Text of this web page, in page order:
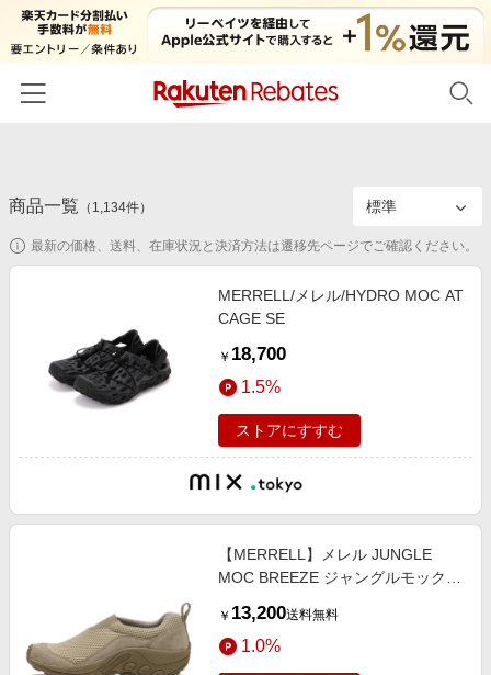
カテゴリー一覧
百貨店・総合ECモール
ファッション・インナー・小物
日用品・キッチン用品
コスメ・健康・医薬品
ペット・花・DIY・車
旅行・レジャー・ホテル予約
イベント一覧
初回購入者限定特典
対象ストア新規限定特典
新着ストアのご紹介
楽天サービス特集
とことん買い物チャレンジ
Apple公式サイト×楽天カード分割払い
友達紹介
楽天IDでログイン/会員登録
商品一覧 （ 1,134件）
最新の価格、送料、在庫状況と決済方法は遷移先ページでご確認ください。
MERRELL/メレル/HYDRO MOC AT
CAGE SE
￥ 18,700
1.5%
ストアにすすむ
【MERRELL】メレル JUNGLE
MOC BREEZE ジャングルモックブ
4H(22.5cm) ベージュ
￥ 13,200送料無料
1.0%